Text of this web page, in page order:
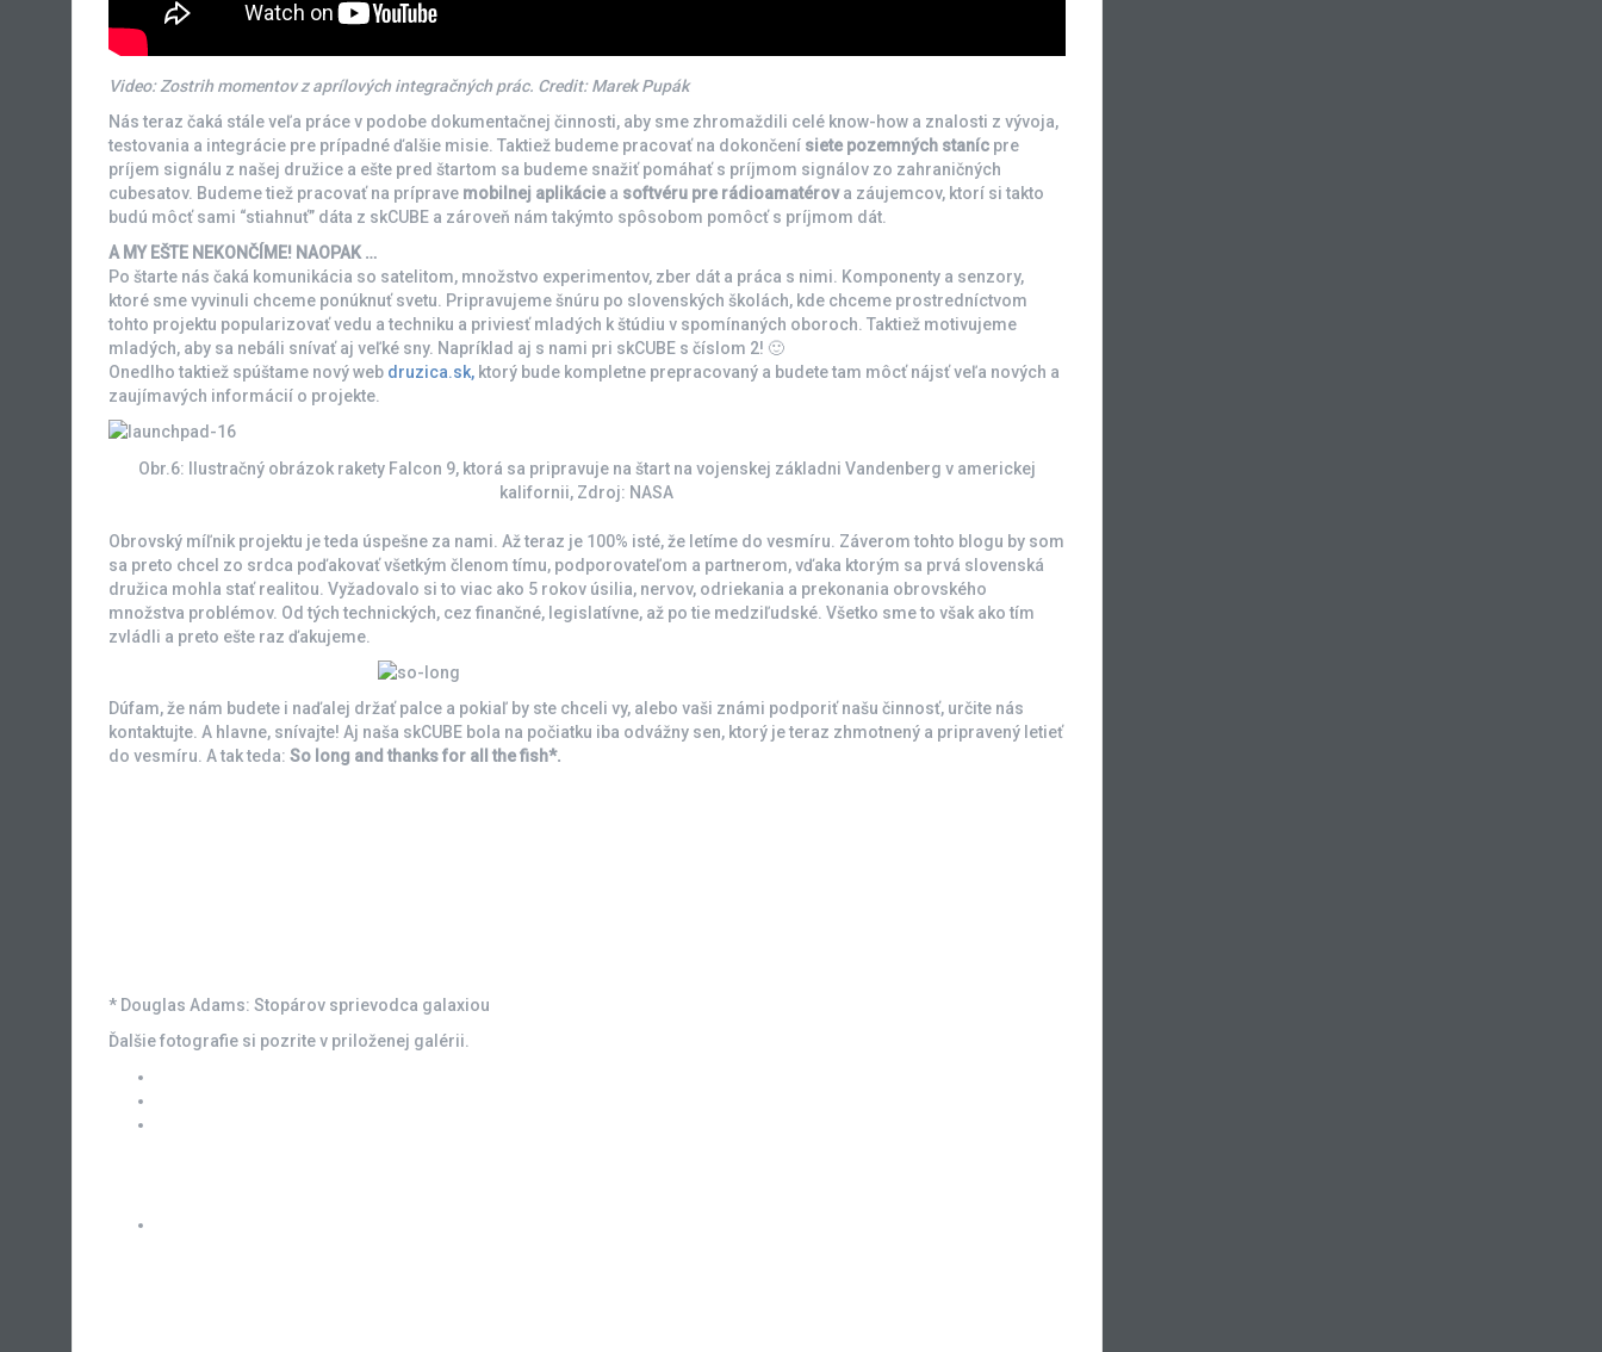
Video: Zostrih momentov z aprílových integračných prác. Credit: Marek Pupák
Nás teraz čaká stále veľa práce v podobe dokumentačnej činnosti, aby sme zhromaždili celé know-how a znalosti z vývoja,
testovania a integrácie pre prípadné ďalšie misie. Taktiež budeme pracovať na dokončení siete pozemných stanícpre
príjem signálu z našej družice a ešte pred štartom sa budeme snažiť pomáhať s príjmom signálov zo zahraničných
cubesatov. Budeme tiež pracovať na príprave mobilnej aplikáciea softvéru pre rádioamatérova záujemcov, ktorí si takto
budú môcť sami “stiahnuť” dáta z skCUBE a zároveň nám takýmto spôsobom pomôcť s príjmom dát.
A MY EŠTE NEKONČÍME! NAOPAK …
Po štarte nás čaká komunikácia so satelitom, množstvo experimentov, zber dát a práca s nimi. Komponenty a senzory,
ktoré sme vyvinuli chceme ponúknuť svetu. Pripravujeme šnúru po slovenských školách, kde chceme prostredníctvom
tohto projektu popularizovať vedu a techniku a priviesť mladých k štúdiu v spomínaných oboroch. Taktiež motivujeme
mladých, aby sa nebáli snívať aj veľké sny. Napríklad aj s nami pri skCUBE s číslom 2! 🙂
Onedlho taktiež spúštame nový web druzica.sk,ktorý bude kompletne prepracovaný a budete tam môcť nájsť veľa nových a
zaujímavých informácií o projekte.
Obr.6: Ilustračný obrázok rakety Falcon 9, ktorá sa pripravuje na štart na vojenskej základni Vandenberg v americkej
kalifornii, Zdroj: NASA
Obrovský míľnik projektu je teda úspešne za nami. Až teraz je 100% isté, že letíme do vesmíru. Záverom tohto blogu by som
sa preto chcel zo srdca poďakovať všetkým členom tímu, podporovateľom a partnerom, vďaka ktorým sa prvá slovenská
družica mohla stať realitou. Vyžadovalo si to viac ako 5 rokov úsilia, nervov, odriekania a prekonania obrovského
množstva problémov. Od tých technických, cez finančné, legislatívne, až po tie medziľudské. Všetko sme to však ako tím
zvládli a preto ešte raz ďakujeme.
Dúfam, že nám budete i naďalej držať palce a pokiaľ by ste chceli vy, alebo vaši známi podporiť našu činnosť, určite nás
kontaktujte. A hlavne, snívajte! Aj naša skCUBE bola na počiatku iba odvážny sen, ktorý je teraz zhmotnený a pripravený letieť
do vesmíru. A tak teda: So long and thanks for all the fish*.
* Douglas Adams: Stopárov sprievodca galaxiou
Ďalšie fotografie si pozrite v priloženej galérii.